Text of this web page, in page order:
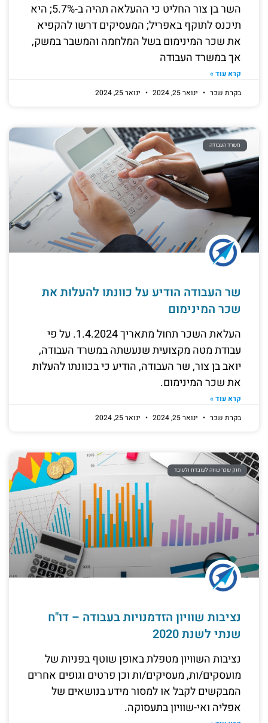
השר בן צור החליט כי ההעלאה תהיה ב-5.7%; היא
תיכנס לתוקף באפריל; המעסיקים דרשו להקפיא
את שכר המינימום בשל המלחמה והמשבר במשק,
אך במשרד העבודה
קרא עוד »
בקרת שכר
ינואר 25, 2024 ינואר 25, 2024
משרד העבודה
שר העבודה הודיע על כוונתו להעלות את
שכר המינימום
העלאת השכר תחול מתאריך 1.4.2024. על פי
עבודת מטה מקצועית שנעשתה במשרד העבודה,
יואב בן צור, שר העבודה, הודיע כי בכוונתו להעלות
את שכר המינימום.
קרא עוד »
בקרת שכר
ינואר 25, 2024 ינואר 25, 2024
חוק שכר שווה לעובדת ולעובד
נציבות שוויון הזדמנויות בעבודה – דו"ח
שנתי לשנת 2020
נציבות השוויון מטפלת באופן שוטף בפניות של
מועסקים/ות, מעסיקים/ות וכן פרטים וגופים אחרים
המבקשים לקבל או למסור מידע בנושאים של
אפליה ואי-שוויון בתעסוקה.